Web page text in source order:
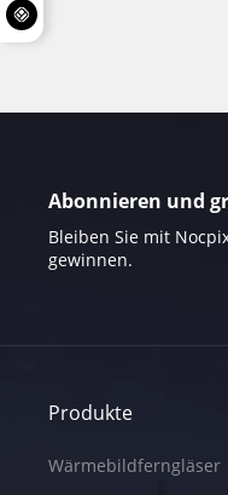
Abonnieren und
Bleiben Sie mit
gewinnen.
Produkte
Wärmebildferngläser